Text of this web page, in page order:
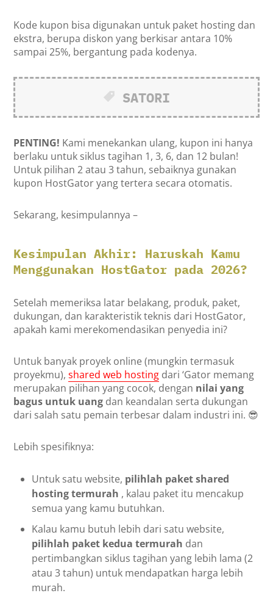
Kode kupon bisa digunakan untuk paket hosting dan
ekstra, berupa diskon yang berkisar antara 10%
sampai 25%, bergantung pada kodenya.
SATORI
PENTING! Kami menekankan ulang, kupon ini hanya
berlaku untuk siklus tagihan 1, 3, 6, dan 12 bulan!
Untuk pilihan 2 atau 3 tahun, sebaiknya gunakan
kupon HostGator yang tertera secara otomatis.
Sekarang, kesimpulannya –
Kesimpulan Akhir: Haruskah Kamu
Menggunakan HostGator pada 2026?
Setelah memeriksa latar belakang, produk, paket,
dukungan, dan karakteristik teknis dari HostGator,
apakah kami merekomendasikan penyedia ini?
Untuk banyak proyek online (mungkin termasuk
proyekmu),shared web hosting dari ‘Gator memang
merupakan pilihan yang cocok, dengan nilai yang
bagus untuk uang dan keandalan serta dukungan
dari salah satu pemain terbesar dalam industri ini. 😎
Lebih spesifiknya:
Untuk satu website, pilihlah paket shared
hosting termurah , kalau paket itu mencakup
semua yang kamu butuhkan.
Kalau kamu butuh lebih dari satu website,
pilihlah paket kedua termurah dan
pertimbangkan siklus tagihan yang lebih lama (2
atau 3 tahun) untuk mendapatkan harga lebih
murah.